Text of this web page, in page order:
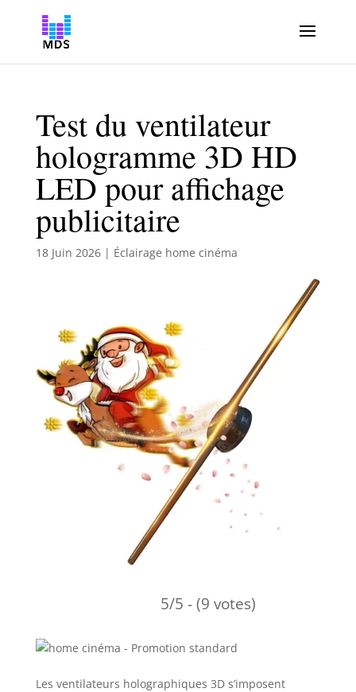
Test du ventilateur
hologramme 3D HD
LED pour affichage
publicitaire
18 Juin 2026| Éclairage home cinéma
5/5 - (9 votes)
Les ventilateurs holographiques 3D s’imposent